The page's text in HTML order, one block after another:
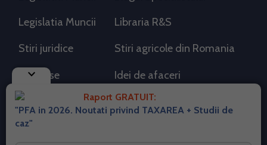
keyboard_arrow_down
Raport GRATUIT:
"PFA in 2026. Noutati privind TAXAREA + Studii de
caz"
Legislatia Muncii Libraria R&S
Stiri juridice Stiri agricole din Romania
AdSense Idei de afaceri
RSS Flux RSS 2.0